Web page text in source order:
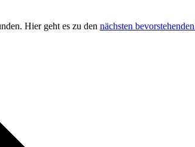
Hier geht es zu den nächsten